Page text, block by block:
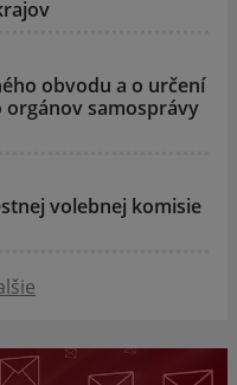
obvodu a o určení
samosprávy
volebnej komisie